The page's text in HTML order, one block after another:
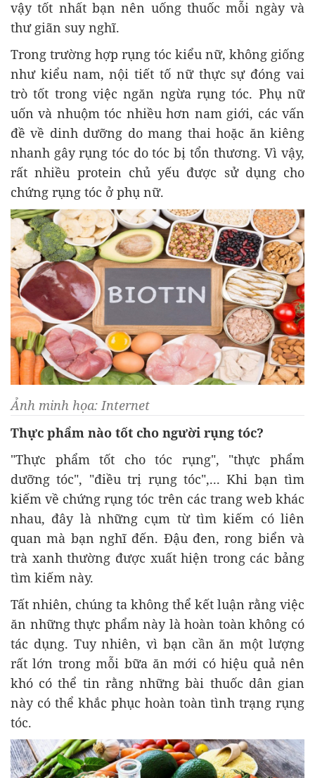
vậy tốt nhất bạn nên uống thuốc mỗi ngày và
thư giãn suy nghĩ.
Trong trường hợp rụng tóc kiểu nữ, không giống
như kiểu nam, nội tiết tố nữ thực sự đóng vai
trò tốt trong việc ngăn ngừa rụng tóc. Phụ nữ
uốn và nhuộm tóc nhiều hơn nam giới, các vấn
đề về dinh dưỡng do mang thai hoặc ăn kiêng
nhanh gây rụng tóc do tóc bị tổn thương. Vì vậy,
rất nhiều protein chủ yếu được sử dụng cho
chứng rụng tóc ở phụ nữ.
Ảnh minh họa: Internet
Thực phẩm nào tốt cho người rụng tóc?
"Thực phẩm tốt cho tóc rụng", "thực phẩm
dưỡng tóc", "điều trị rụng tóc",... Khi bạn tìm
kiếm về chứng rụng tóc trên các trang web khác
nhau, đây là những cụm từ tìm kiếm có liên
quan mà bạn nghĩ đến. Đậu đen, rong biển và
trà xanh thường được xuất hiện trong các bảng
tìm kiếm này.
Tất nhiên, chúng ta không thể kết luận rằng việc
ăn những thực phẩm này là hoàn toàn không có
tác dụng. Tuy nhiên, vì bạn cần ăn một lượng
rất lớn trong mỗi bữa ăn mới có hiệu quả nên
khó có thể tin rằng những bài thuốc dân gian
này có thể khắc phục hoàn toàn tình trạng rụng
tóc.